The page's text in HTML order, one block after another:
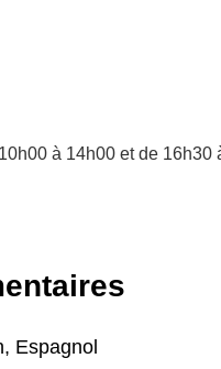
à 14h00 et de 16h30
Espagnol